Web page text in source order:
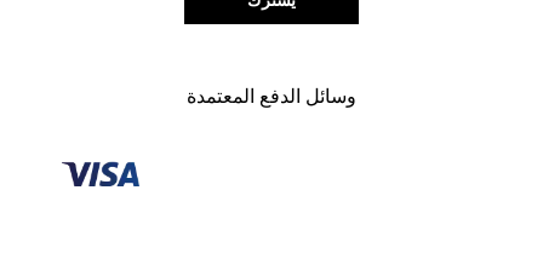
وسائل الدفع المعتمدة